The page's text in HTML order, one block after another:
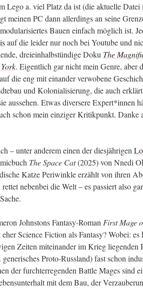
Lego a. viel Platz da ist (die aktu­el­le Datei
mei­nen PC dann aller­dings an sei­ne
Bau­en ein­fach mög­lich ist.
auf die lei­der nur noch bei You­tube und
drei­ein­halb­stün­di­ge Doku The
. Eigent­lich gar nicht mein Gen­re, aber
die eng mit ein­an­der ver­wo­be­ne
und Kolo­nia­li­sie­rung, die auch
aus­se­hen. Etwas diver­se­re Expert*innen
schon mein ein­zi­ger Kri­tik­punkt. Dan­ke
– unter ande­rem einen der dies­jäh­ri­gen
The Space Cat(2025) von Nne­di
Kat­ze Peri­wink­le erzählt von ihren
neben­bei die Welt – es pas­siert also
John­s­tons Fan­ta­sy-Roman First Mage
Sci­ence Fic­tion als Fan­ta­sy? Wobei: es
Zei­ten mit­ein­an­der im Krieg lie­gen­den
Pro­to-Russ­land) fast schon
der furcht­erre­gen­den Batt­le Mages sind
mit dem Bau, der